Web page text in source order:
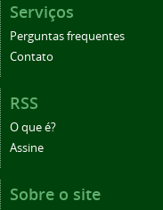
Serviços
Perguntas frequentes
Contato
RSS
O que é?
Assine
Sobre o site